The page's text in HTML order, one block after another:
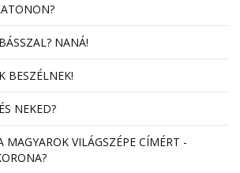
NANÁ!
BESZÉLNEK!
NEKED?
VILÁGSZÉPE CÍMÉRT -